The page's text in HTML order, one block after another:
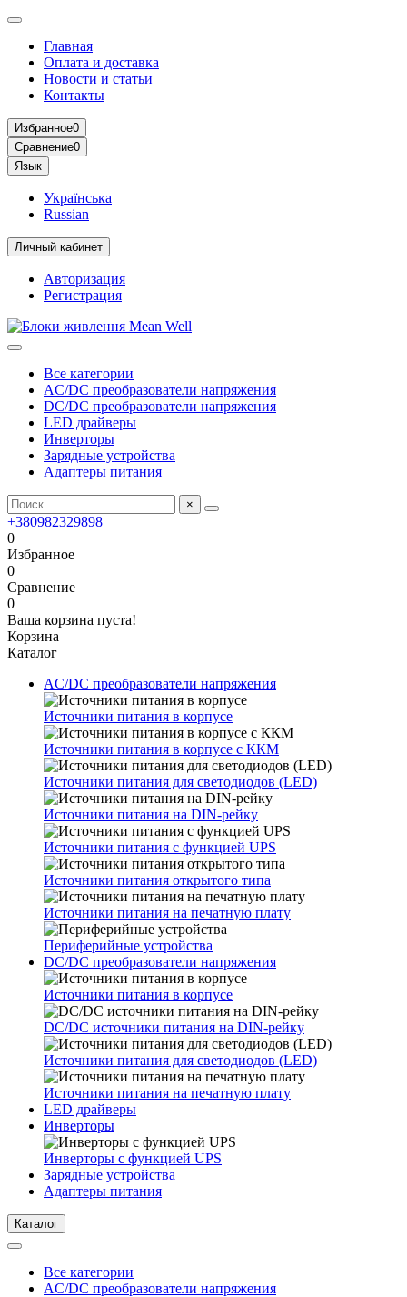
Главная
Оплата и доставка
Новости и статьи
Контакты
Избранное0
Сравнение0
Язык
Українська
Russian
Личный кабинет
Авторизация
Регистрация
Все категории
AC/DC преобразователи напряжения
DC/DC преобразователи напряжения
LED драйверы
Инверторы
Зарядные устройства
Адаптеры питания
×
+380982329898
0
Избранное
0
Сравнение
0
Ваша корзина пуста!
Корзина
Каталог
AC/DC преобразователи напряжения
Источники питания в корпусе
Источники питания в корпусе с ККМ
Источники питания для светодиодов (LED)
Источники питания на DIN-рейку
Источники питания с функцией UPS
Источники питания открытого типа
Источники питания на печатную плату
Периферийные устройства
DC/DC преобразователи напряжения
Источники питания в корпусе
DC/DC источники питания на DIN-рейку
Источники питания для светодиодов (LED)
Источники питания на печатную плату
LED драйверы
Инверторы
Инверторы с функцией UPS
Зарядные устройства
Адаптеры питания
Каталог
Все категории
AC/DC преобразователи напряжения